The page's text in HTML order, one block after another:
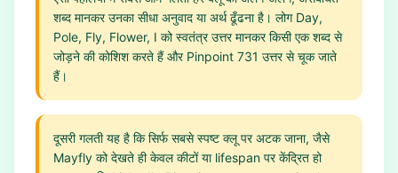
शब्द मानकर उनका सीधा अनुवाद या अर्थ ढूँढना है। लोग Day,
Pole, Fly, Flower, I को स्वतंत्र उत्तर मानकर किसी एक शब्द से
जोड़ने की कोशिश करते हैं और Pinpoint 731 उत्तर से चूक जाते
हैं।
दूसरी गलती यह है कि सिर्फ सबसे स्पष्ट क्लू पर अटक जाना, जैसे
Mayfly को देखते ही केवल कीटों या lifespan पर केंद्रित हो